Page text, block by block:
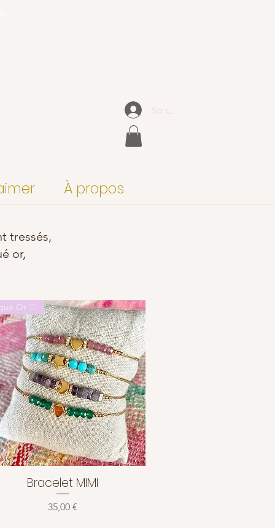
Se connecter
À propos
tressés,
or,
Aperçu rapide
Or ♡
Bracelet MIMI
Prix
35,00 €